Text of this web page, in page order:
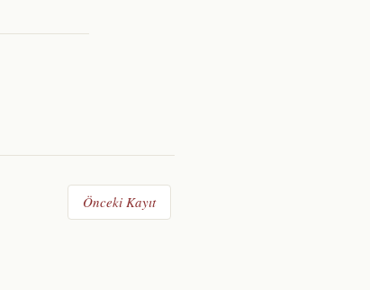
Önceki Kayıt